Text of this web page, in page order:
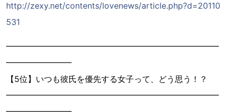
http://zexy.net/contents/lovenews/article.php?d=20110
531
━━━━━━━━━━━━━━━━━━━━━━━━━━
━━━━━━━━
【5位】いつも彼氏を優先する女子って、どう思う！？
━━━━━━━━━━━━━━━━━━━━━━━━━━